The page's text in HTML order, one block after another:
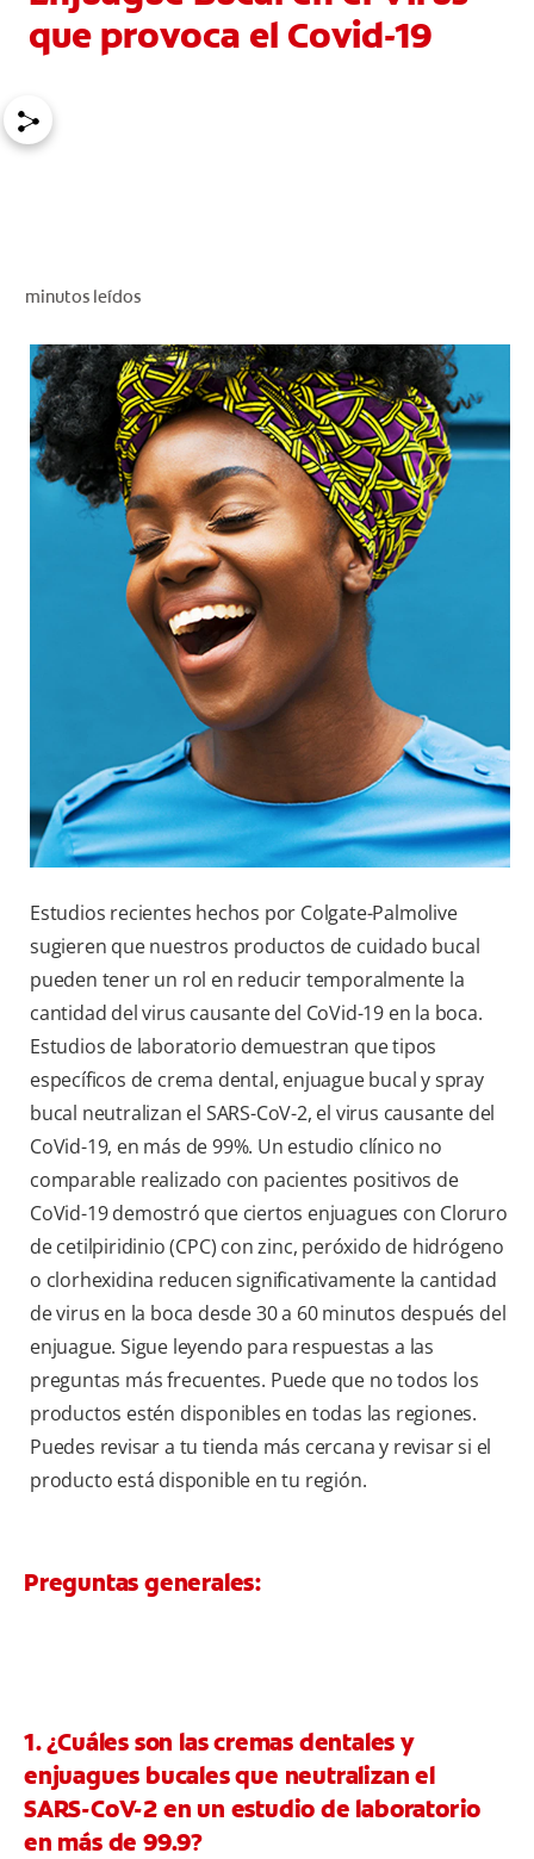
CHEQUEO DE SALUD BUCAL
que provoca el Covid-19
minutos leídos
Estudios recientes hechos por Colgate-Palmolive
sugieren que nuestros productos de cuidado bucal
pueden tener un rol en reducir temporalmente la
cantidad del virus causante del CoVid-19 en la boca.
Estudios de laboratorio demuestran que tipos
específicos de crema dental, enjuague bucal y spray
bucal neutralizan el SARS-CoV-2, el virus causante del
CoVid-19, en más de 99%. Un estudio clínico no
comparable realizado con pacientes positivos de
CoVid-19 demostró que ciertos enjuagues con Cloruro
de cetilpiridinio (CPC) con zinc, peróxido de hidrógeno
o clorhexidina reducen significativamente la cantidad
de virus en la boca desde 30 a 60 minutos después del
enjuague. Sigue leyendo para respuestas a las
preguntas más frecuentes. Puede que no todos los
productos estén disponibles en todas las regiones.
Puedes revisar a tu tienda más cercana y revisar si el
producto está disponible en tu región.
Preguntas generales:
1. ¿Cuáles son las cremas dentales y
enjuagues bucales que neutralizan el
SARS-CoV-2 en un estudio de laboratorio
en más de 99.9?